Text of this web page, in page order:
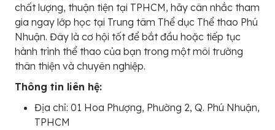
chất lượng, thuận tiện tại TPHCM, hãy cân nhắc tham
gia ngay lớp học tại Trung tâm Thể dục Thể thao Phú
Nhuận. Đây là cơ hội tốt để bắt đầu hoặc tiếp tục
hành trình thể thao của bạn trong một môi trường
thân thiện và chuyên nghiệp.
Thông tin liên hệ:
Địa chỉ: 01 Hoa Phượng, Phường 2, Q. Phú Nhuận,
TPHCM